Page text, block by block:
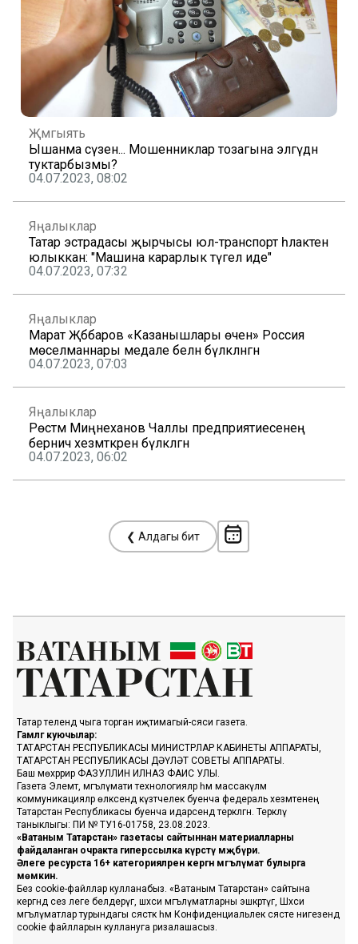
Җәмгыять
Ышанма сүзенә... Мошенниклар тозагына эләгүдән
туктарбызмы?
04.07.2023, 08:02
Яңалыклар
Татар эстрадасы җырчысы юл-транспорт һәлакәтенә
юлыккан: "Машина карарлык түгел иде"
04.07.2023, 07:32
Яңалыклар
Марат Җәббаров «Казанышлары өчен» Россия
мөселманнары медале белән бүләкләнгән
04.07.2023, 07:03
Яңалыклар
Рөстәм Миңнеханов Чаллы предприятиесенең
берничә хезмәткәрен бүләкләгән
04.07.2023, 06:02
❮ Алдагы бит
Татар телендә чыга торган иҗтимагый-сәяси газета.
Гамәлгә куючылар:
ТАТАРСТАН РЕСПУБЛИКАСЫ МИНИСТРЛАР КАБИНЕТЫ АППАРАТЫ,
ТАТАРСТАН РЕСПУБЛИКАСЫ ДӘҮЛӘТ СОВЕТЫ АППАРАТЫ.
Баш мөхәррир ФАЗУЛЛИН ИЛНАЗ ФАИС УЛЫ.
Газета Элемтә, мәгълүмати технологияләр һәм массакүләм
коммуникацияләр өлкәсендә күзәтчелек буенча федераль хезмәтенең
Татарстан Республикасы буенча идарәсендә теркәлгән. Теркәлү
таныклыгы: ПИ № ТУ16-01758, 23.08.2023.
«Ватаным Татарстан» газетасы сайтыннан материалларны
файдаланган очракта гиперссылка күрсәтү мәҗбүри.
Әлеге ресурста 16+ категорияләренә кергән мәгълүмат булырга
мөмкин.
Без cookie-файллар кулланабыз. «Ватаным Татарстан» сайтына
кергәндә сез әлеге белдерүгә, шәхси мәгълүматларны эшкәртүгә, Шәхси
мәгълүматлар турындагы сәясәткә һәм Конфиденциальлек сәясәте нигезендә
cookie файлларын куллануга ризалашасыз.